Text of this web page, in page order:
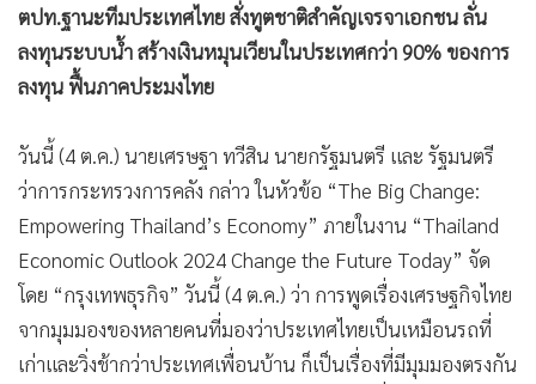
• Gotomanager
ตปท.ฐานะทีมประเทศไทย สั่งทูตชาติสำคัญเจรจาเอกชน ลั่น
ลงทุนระบบน้ำ สร้างเงินหมุนเวียนในประเทศกว่า 90% ของการ
ลงทุน ฟื้นภาคประมงไทย
วันนี้ (4 ต.ค.) นายเศรษฐา ทวีสิน นายกรัฐมนตรี และ รัฐมนตรี
ว่าการกระทรวงการคลัง กล่าว ในหัวข้อ “The Big Change:
Empowering Thailand’s Economy” ภายในงาน “Thailand
Economic Outlook 2024 Change the Future Today” จัด
โดย “กรุงเทพธุรกิจ” วันนี้ (4 ต.ค.) ว่า การพูดเรื่องเศรษฐกิจไทย
จากมุมมองของหลายคนที่มองว่าประเทศไทยเป็นเหมือนรถที่
เก่าและวิ่งช้ากว่าประเทศเพื่อนบ้าน ก็เป็นเรื่องที่มีมุมมองตรงกัน